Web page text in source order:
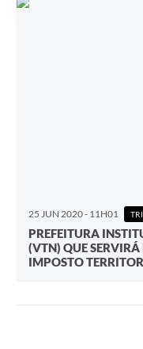
25 JUN 2020 - 11H01
PREFEITURA
(VTN) QUE
IMPOSTO